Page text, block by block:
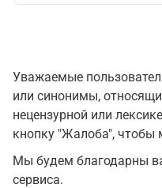
Уважаемые
или синонимы,
нецензурной или
кнопку "Жалоба", чтобы
Мы будем благодарны
сервиса.